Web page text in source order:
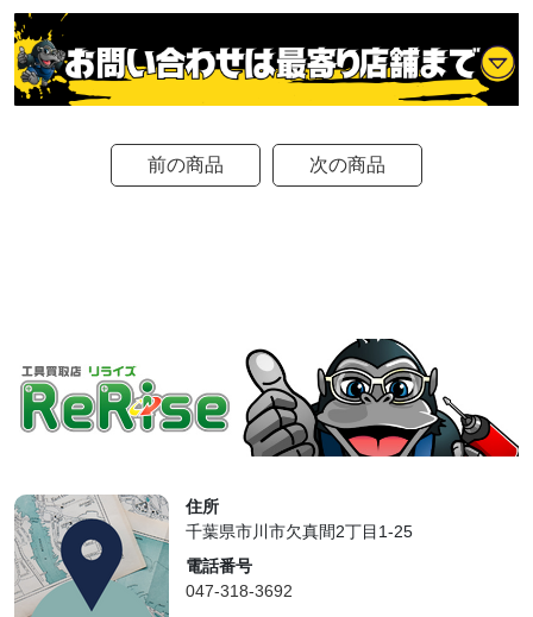
前の商品 次の商品
住所
千葉県市川市欠真間2丁目1-25
電話番号
047-318-3692